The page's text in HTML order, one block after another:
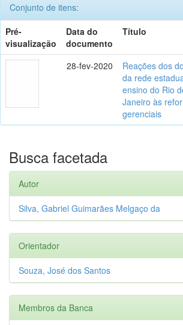
Conjunto de itens:
Pré-
visualização
Data do
documento
Título
28-fev-2020
Reações dos
da rede
ensino do Rio
Janeiro às
gerenciais
Busca facetada
Autor
Silva, Gabriel Guimarães Melgaço da
Orientador
Souza, José dos Santos
Membros da Banca